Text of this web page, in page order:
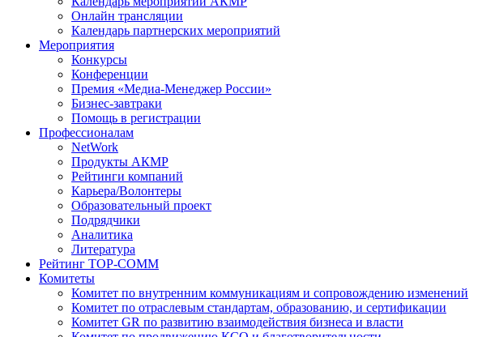
Онлайн трансляции
Календарь партнерских мероприятий
Мероприятия
Конкурсы
Конференции
Премия «Медиа-Менеджер России»
Бизнес-завтраки
Помощь в регистрации
Профессионалам
NetWork
Продукты АКМР
Рейтинги компаний
Карьера/Волонтеры
Образовательный проект
Подрядчики
Аналитика
Литература
Рейтинг TOP-COMM
Комитеты
Комитет по внутренним коммуникациям и сопровождению изменений
Комитет по отраслевым стандартам, образованию, и сертификации
Комитет GR по развитию взаимодействия бизнеса и власти